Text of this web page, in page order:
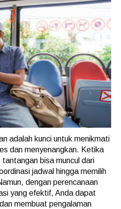
adalah kunci untuk menikmati
dan menyenangkan. Ketika
bisa muncul dari
jadwal hingga memilih
dengan perencanaan
yang efektif, Anda dapat
membuat pengalaman